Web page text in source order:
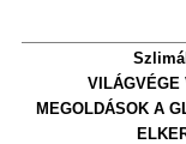
VILÁGVÉGE
MEGOLDÁSOK A